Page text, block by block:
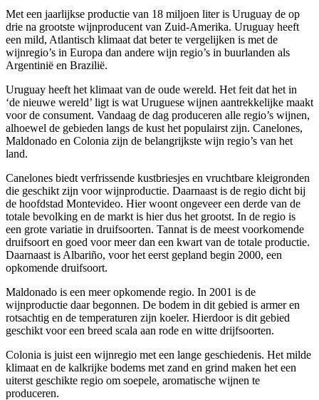
Met een jaarlijkse productie van 18 miljoen liter is Uruguay de op
drie na grootste wijnproducent van Zuid-Amerika. Uruguay heeft
een mild, Atlantisch klimaat dat beter te vergelijken is met de
wijnregio’s in Europa dan andere wijn regio’s in buurlanden als
Argentinië en Brazilië.
Uruguay heeft het klimaat van de oude wereld. Het feit dat het in
‘de nieuwe wereld’ ligt is wat Uruguese wijnen aantrekkelijke maakt
voor de consument. Vandaag de dag produceren alle regio’s wijnen,
alhoewel de gebieden langs de kust het populairst zijn. Canelones,
Maldonado en Colonia zijn de belangrijkste wijn regio’s van het
land.
Canelones biedt verfrissende kustbriesjes en vruchtbare kleigronden
die geschikt zijn voor wijnproductie. Daarnaast is de regio dicht bij
de hoofdstad Montevideo. Hier woont ongeveer een derde van de
totale bevolking en de markt is hier dus het grootst. In de regio is
een grote variatie in druifsoorten. Tannat is de meest voorkomende
druifsoort en goed voor meer dan een kwart van de totale productie.
Daarnaast is Albariño, voor het eerst gepland begin 2000, een
opkomende druifsoort.
Maldonado is een meer opkomende regio. In 2001 is de
wijnproductie daar begonnen. De bodem in dit gebied is armer en
rotsachtig en de temperaturen zijn koeler. Hierdoor is dit gebied
geschikt voor een breed scala aan rode en witte drijfsoorten.
Colonia is juist een wijnregio met een lange geschiedenis. Het milde
klimaat en de kalkrijke bodems met zand en grind maken het een
uiterst geschikte regio om soepele, aromatische wijnen te
produceren.